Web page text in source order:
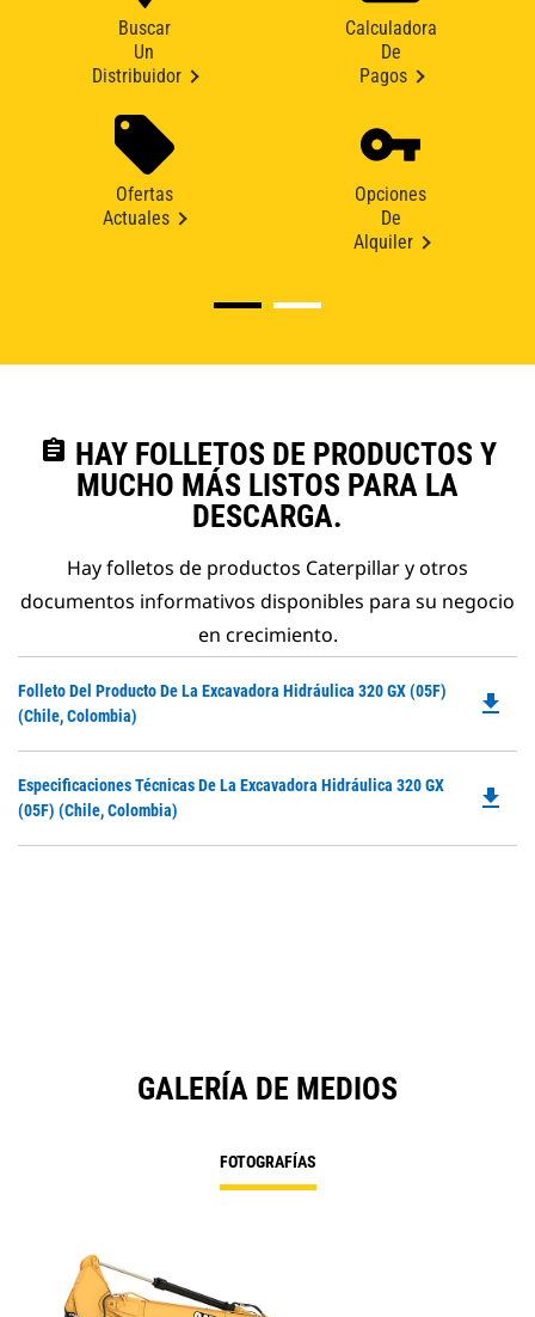
Buscar
Un
Distribuidor
Calculadora
De
Pagos
Ofertas
Actuales
Opciones
De
Alquiler
assignment HAY FOLLETOS DE PRODUCTOS Y
MUCHO MÁS LISTOS PARA LA
DESCARGA.
Hay folletos de productos Caterpillar y otros
documentos informativos disponibles para su negocio
en crecimiento.
Folleto Del Producto De La Excavadora Hidráulica 320 GX (05F)
(Chile, Colombia)
file_download
Especificaciones Técnicas De La Excavadora Hidráulica 320 GX
(05F) (Chile, Colombia)
file_download
GALERÍA DE MEDIOS
FOTOGRAFÍAS